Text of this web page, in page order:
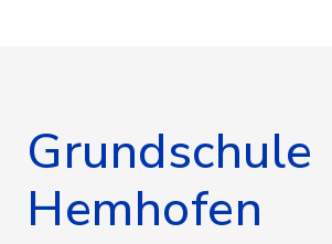
Grundschule
Hemhofen